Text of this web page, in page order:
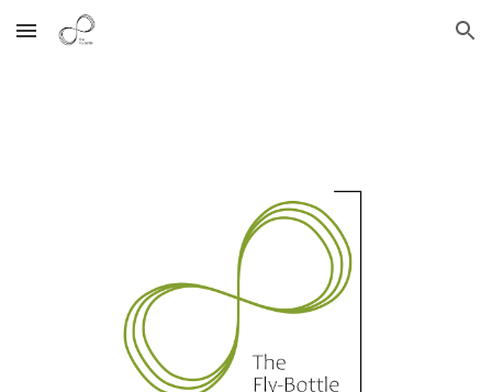
Skip to main content Skip to navigation